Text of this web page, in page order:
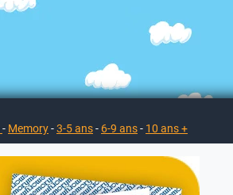
- Memory-3-5 ans- 6-9 ans- 10 ans +